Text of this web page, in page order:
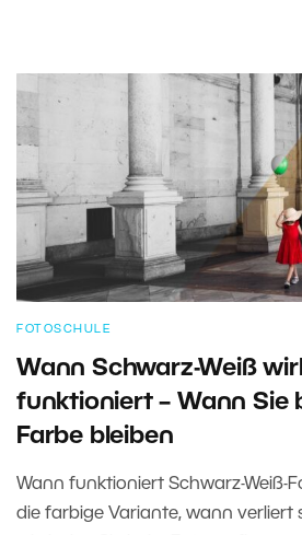
FOTOSCHULE
Wann Schwarz-Weiß
funktioniert – Wann Sie
Farbe bleiben
Wann funktioniert Schwarz-Weiß-
die farbige Variante, wann verliert